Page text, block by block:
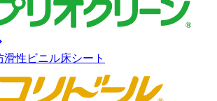
滑性ビニル床シート